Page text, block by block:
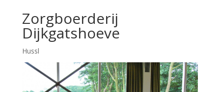
Zorgboerderij
Dijkgatshoeve
Hussl